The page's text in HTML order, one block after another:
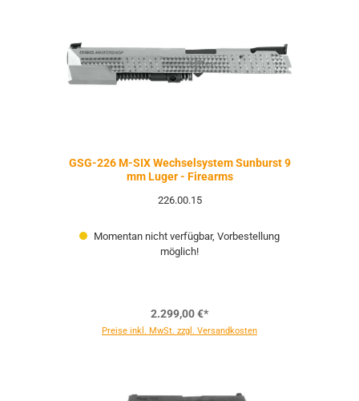
GSG-226 M-SIX Wechselsystem Sunburst 9
mm Luger - Firearms
226.00.15
Momentan nicht verfügbar, Vorbestellung
möglich!
2.299,00 €*
Preise inkl. MwSt. zzgl. Versandkosten